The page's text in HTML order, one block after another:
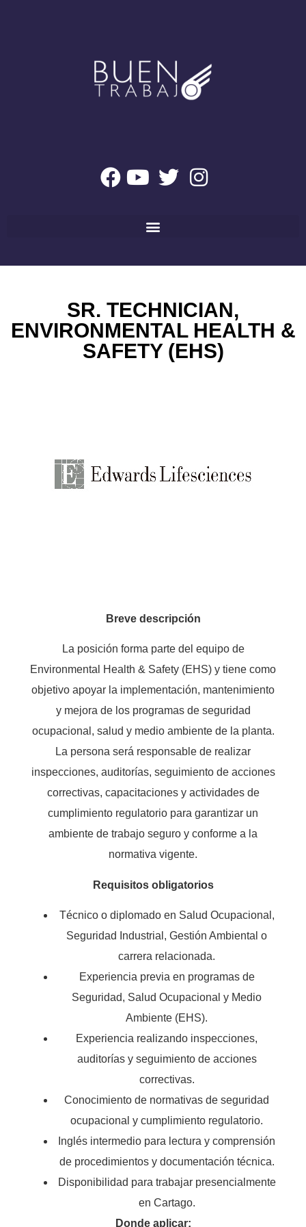
SR. TECHNICIAN,
ENVIRONMENTAL HEALTH &
SAFETY (EHS)
Breve descripción
La posición forma parte del equipo de
Environmental Health & Safety (EHS) y tiene como
objetivo apoyar la implementación, mantenimiento
y mejora de los programas de seguridad
ocupacional, salud y medio ambiente de la planta.
La persona será responsable de realizar
inspecciones, auditorías, seguimiento de acciones
correctivas, capacitaciones y actividades de
cumplimiento regulatorio para garantizar un
ambiente de trabajo seguro y conforme a la
normativa vigente.
Requisitos obligatorios
Técnico o diplomado en Salud Ocupacional,
Seguridad Industrial, Gestión Ambiental o
carrera relacionada.
Experiencia previa en programas de
Seguridad, Salud Ocupacional y Medio
Ambiente (EHS).
Experiencia realizando inspecciones,
auditorías y seguimiento de acciones
correctivas.
Conocimiento de normativas de seguridad
ocupacional y cumplimiento regulatorio.
Inglés intermedio para lectura y comprensión
de procedimientos y documentación técnica.
Disponibilidad para trabajar presencialmente
en Cartago.
Donde aplicar: